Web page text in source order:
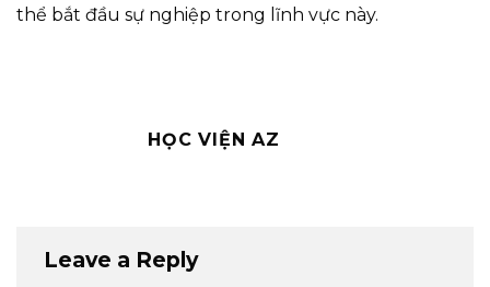
thể bắt đầu sự nghiệp trong lĩnh vực này.
HỌC VIỆN AZ
Leave a Reply